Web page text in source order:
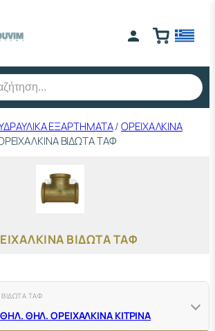
ΕΞΑΡΤΗΜΑΤΑ/ΟΡΕΙΧΑΛΚΙΝΑ
ΒΙΔΩΤΑ ΤΑΦ
ΒΙΔΩΤΑ ΤΑΦ
ΒΙΔΩΤΑ ΤΑΦ
ΘΗΛ. ΟΡΕΙΧΑΛΚΙΝΑ ΚΙΤΡΙΝΑ